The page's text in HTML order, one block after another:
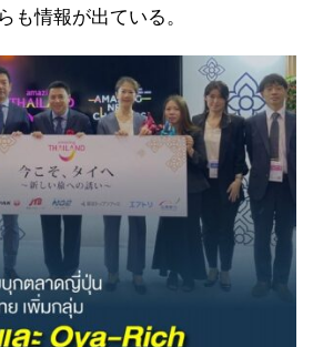
も情報が出ている。